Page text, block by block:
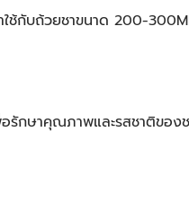
ช้กับถ้วยชาขนาด 200-
อรักษาคุณภาพและรสชาติข